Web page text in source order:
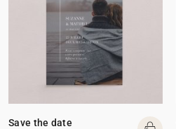
Save the date